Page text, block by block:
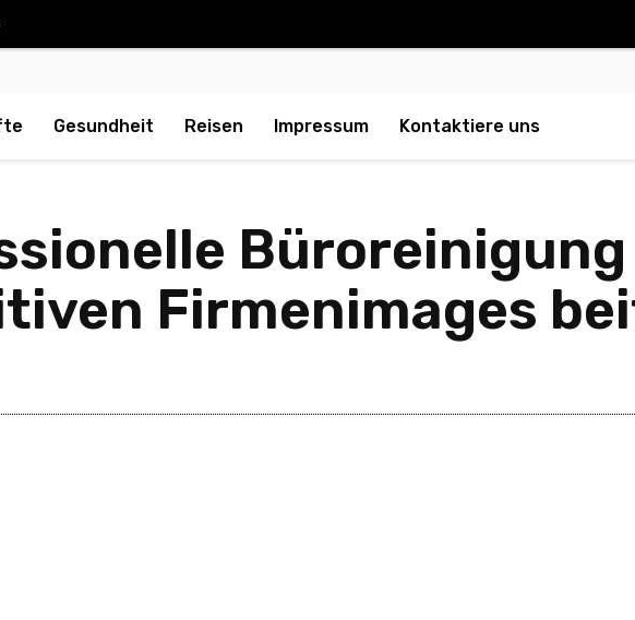
Gesundheit Reisen Impressum Kontaktiere uns
Firmenimages